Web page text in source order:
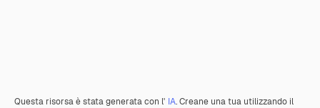
Questa risorsa è stata generata con l' IA. Creane una tua utilizzando il